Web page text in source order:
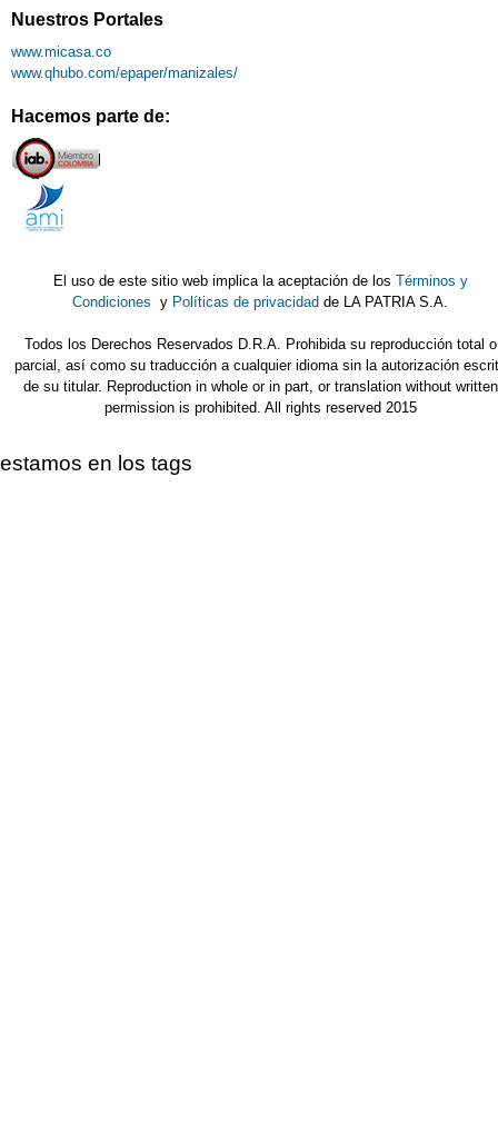
Nuestros Portales
www.micasa.co
www.qhubo.com/epaper/manizales/
Hacemos parte de:
El uso de este sitio web implica la aceptación de los Términos y
Condiciones y Políticas de privacidad de LA PATRIA S.A.
Todos los Derechos Reservados D.R.A. Prohibida su reproducción total o
parcial, así como su traducción a cualquier idioma sin la autorización
de su titular. Reproduction in whole or in part, or translation without written
permission is prohibited. All rights reserved 2015
estamos en los tags